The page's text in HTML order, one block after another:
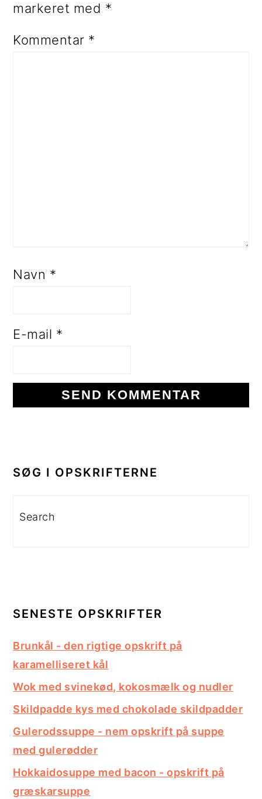
markeret med *
Kommentar *
Navn *
E-mail *
SIDEBAR
SØG I OPSKRIFTERNE
Search
SENESTE OPSKRIFTER
Brunkål - den rigtige opskrift på
karamelliseret kål
Wok med svinekød, kokosmælk og nudler
Skildpadde kys med chokolade skildpadder
Gulerodssuppe - nem opskrift på suppe
med gulerødder
Hokkaidosuppe med bacon - opskrift på
græskarsuppe